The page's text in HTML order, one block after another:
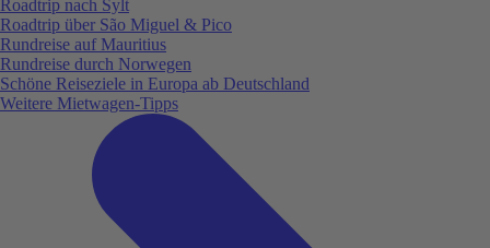
Roadtrip nach Sylt
Roadtrip über São Miguel & Pico
Rundreise auf Mauritius
Rundreise durch Norwegen
Schöne Reiseziele in Europa ab Deutschland
Weitere Mietwagen-Tipps